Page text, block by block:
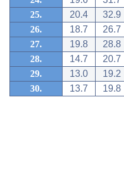
25.
20.4
32.9
26.
18.7
26.7
27.
19.8
28.8
28.
14.7
20.7
29.
13.0
19.2
30.
13.7 19.8